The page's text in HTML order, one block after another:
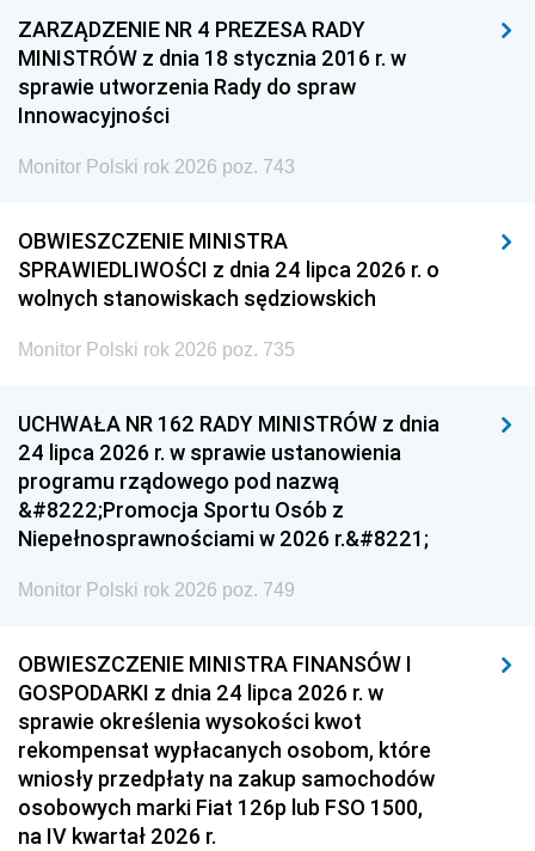
ZARZĄDZENIE NR 4 PREZESA RADY
MINISTRÓW z dnia 18 stycznia 2016 r. w
sprawie utworzenia Rady do spraw
Innowacyjności
Monitor Polski rok 2026 poz. 743
OBWIESZCZENIE MINISTRA
SPRAWIEDLIWOŚCI z dnia 24 lipca 2026 r. o
wolnych stanowiskach sędziowskich
Monitor Polski rok 2026 poz. 735
UCHWAŁA NR 162 RADY MINISTRÓW z dnia
24 lipca 2026 r. w sprawie ustanowienia
programu rządowego pod nazwą
&#8222;Promocja Sportu Osób z
Niepełnosprawnościami w 2026 r.&#8221;
Monitor Polski rok 2026 poz. 749
OBWIESZCZENIE MINISTRA FINANSÓW I
GOSPODARKI z dnia 24 lipca 2026 r. w
sprawie określenia wysokości kwot
rekompensat wypłacanych osobom, które
wniosły przedpłaty na zakup samochodów
osobowych marki Fiat 126p lub FSO 1500,
na IV kwartał 2026 r.